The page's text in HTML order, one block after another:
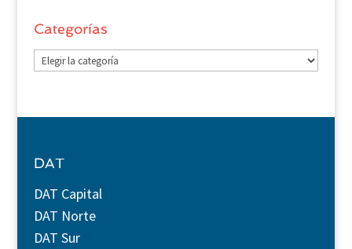
Categorías
Categorías
DAT
DAT Capital
DAT Norte
DAT Sur